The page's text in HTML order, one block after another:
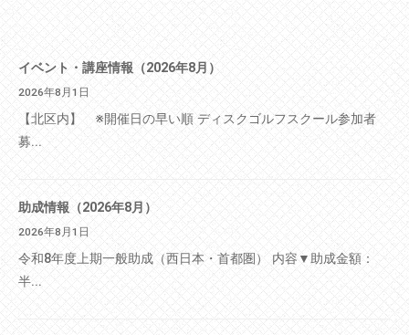
イベント・講座情報（2026年8月）
2026年8月1日
【北区内】 ※開催日の早い順 ディスクゴルフスクール参加者
募...
助成情報（2026年8月）
2026年8月1日
令和8年度上期一般助成（西日本・首都圏） 内容▼助成金額：
半...